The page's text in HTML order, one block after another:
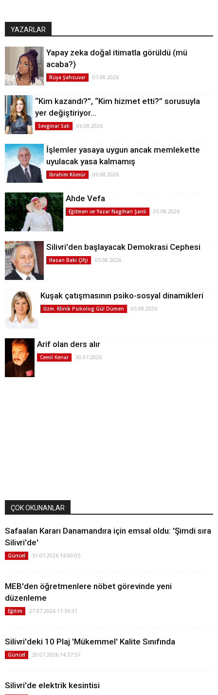
YAZARLAR
Yapay zeka doğal itimatla görüldü (mü
acaba?)
Rüya Şahsuvar 07.08.2026
“Kim kazandı?”, “Kim hizmet etti?” sorusuyla
yer değiştiriyor…
Sevginar Sali 06.08.2026
İşlemler yasaya uygun ancak memlekette
uyulacak yasa kalmamış
İbrahim Kömür 06.08.2026
Ahde Vefa
Eğitmen ve Yazar Nagihan Şanlı 05.08.2026
Silivri'den başlayacak Demokrasi Cephesi
Hasan Baki Çifçi 05.08.2026
Kuşak çatışmasının psiko-sosyal dinamikleri
Uzm. Klinik Psikolog Gül Dümen 05.08.2026
Arif olan ders alır
Cemil Kenar 30.07.2026
ÇOK OKUNANLAR
Safaalan Kararı Danamandıra için emsal oldu: 'Şimdi sıra
Silivri'de'
Güncel 31.07.2026 14:00:05
MEB'den öğretmenlere nöbet görevinde yeni
düzenleme
Eğitim 27.07.2026 11:36:31
Silivri'deki 10 Plaj 'Mükemmel' Kalite Sınıfında
Güncel 20.07.2026 14:37:57
Silivri'de elektrik kesintisi